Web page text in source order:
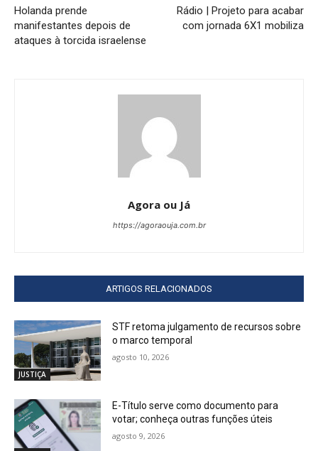
Holanda prende
manifestantes depois de
ataques à torcida israelense
Rádio | Projeto para acabar
com jornada 6X1 mobiliza
Agora ou Já
https://agoraouja.com.br
ARTIGOS RELACIONADOS
JUSTIÇA
STF retoma julgamento de recursos sobre
o marco temporal
agosto 10, 2026
E-Título serve como documento para
votar; conheça outras funções úteis
agosto 9, 2026